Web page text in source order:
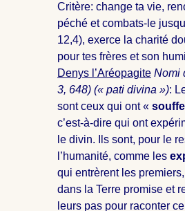
Critère: change ta vie,
péché et combats-le
12,4), exerce la charité
pour tes frères et son
Denys l’Aréopagite Nomi
3, 648) (« pati divina »):
sont ceux qui ont «
c’est-à-dire qui ont
le divin. Ils sont, pour le
l’humanité, comme les
qui entrèrent les
dans la Terre promise et
leurs pas pour raconter